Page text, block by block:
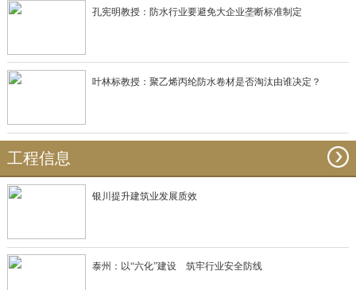
孔宪明教授：防水行业要避免大企业垄断标准制定
叶林标教授：聚乙烯丙纶防水卷材是否淘汰由谁决定？
工程信息
银川提升建筑业发展质效
泰州：以“六化”建设 筑牢行业安全防线